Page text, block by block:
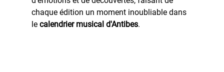
chaque édition un moment inoubliable dans
le calendrier musical d'Antibes.